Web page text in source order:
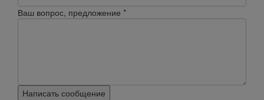
Ваш вопрос, предложение *
Написать сообщение